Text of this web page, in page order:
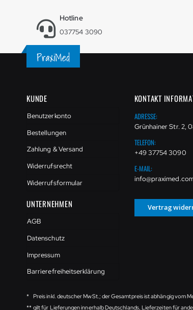
Hotline
037754 3090
KUNDE
Benutzerkonto
Bestellungen
Zahlung & Versand
Widerrufsrecht
Widerrufsformular
UNTERNEHMEN
AGB
Datenschutz
Impressum
Barrierefreiheitserklärung
KONTAKT
ADRESSE:
Grünhainer Str. 2,
TELEFON:
+49 37754 3090
E-MAIL:
Vertrag
* Preis inkl. deutscher MwSt.; der Gesamtpreis ist abhängig vom
** gilt für Lieferungen innerhalb Deutschlands, Lieferzeiten für